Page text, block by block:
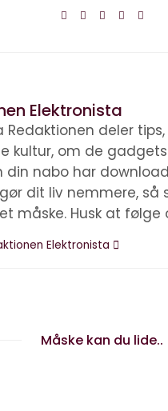
Elektronista
Redaktionen deler
kultur, om de
din nabo har
dit liv nemmere, så
måske. Husk at følge
Elektronista
Måske kan du lide..